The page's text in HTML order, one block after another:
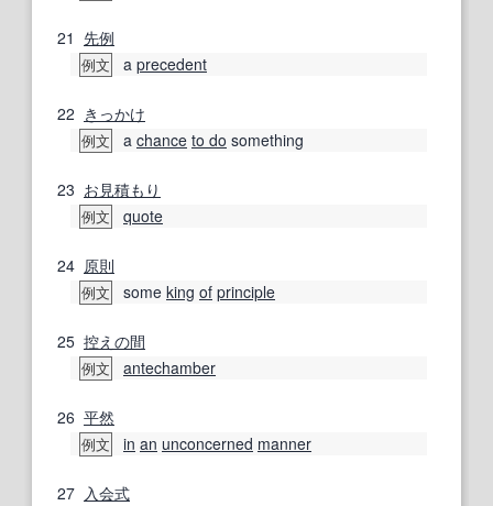
21 先例
例文 a precedent
22 きっかけ
例文 a chance to do something
23 お見積もり
例文 quote
24 原則
例文 some king of principle
25 控えの間
例文 antechamber
26 平然
例文 in an unconcerned manner
27 入会式